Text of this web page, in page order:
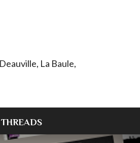
La Baule,
THREADS